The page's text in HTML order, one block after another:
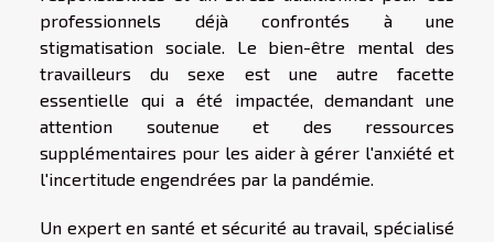
professionnels déjà confrontés à une
stigmatisation sociale. Le bien-être mental des
travailleurs du sexe est une autre facette
essentielle qui a été impactée, demandant une
attention soutenue et des ressources
supplémentaires pour les aider à gérer l'anxiété et
l'incertitude engendrées par la pandémie.
Un expert en santé et sécurité au travail, spécialisé